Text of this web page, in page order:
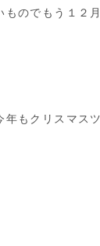
ものでもう１２
年もクリスマス